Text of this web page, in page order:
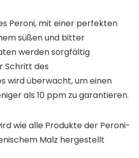
Peroni, mit einer perfekten
süßen und bitter
werden sorgfältig
Schritt des
wird überwacht, um einen
als 10 ppm zu garantieren.
wie alle Produkte der Peroni-
Malz hergestellt